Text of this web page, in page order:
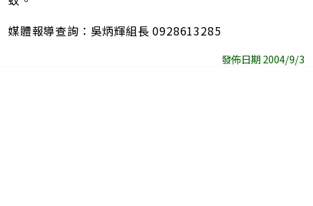
媒體報導查詢：吳炳輝組長 0928613285
發佈日期 2004/9/3